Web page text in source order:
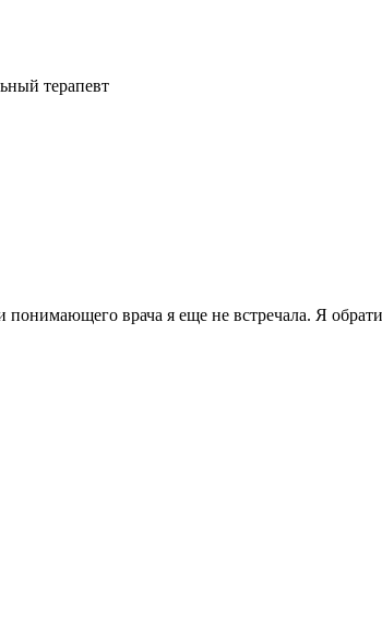
терапевт
врача я еще не встречала. Я